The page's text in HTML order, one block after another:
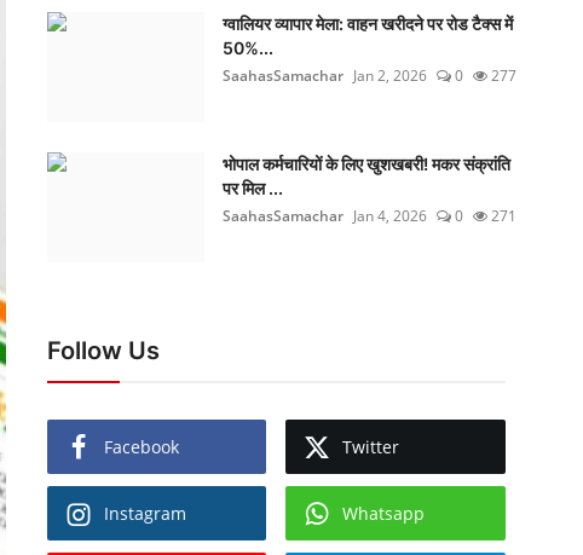
ग्वालियर व्यापार मेला: वाहन खरीदने पर रोड टैक्स में
50%...
SaahasSamachar Jan 2, 2026 0 277
भोपाल कर्मचारियों के लिए खुशखबरी! मकर संक्रांति
पर मिल ...
SaahasSamachar Jan 4, 2026 0 271
Follow Us
Facebook Twitter
Instagram Whatsapp